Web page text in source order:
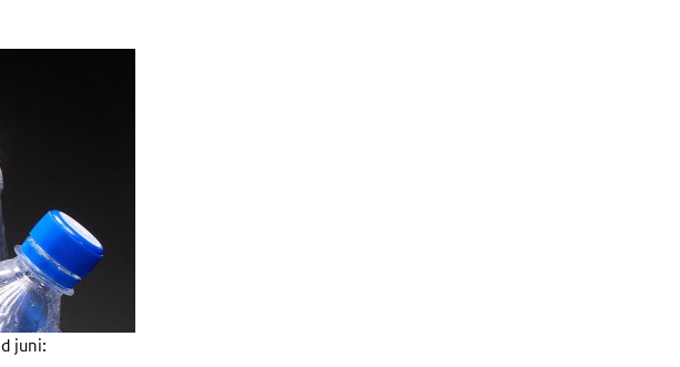
link)
juni: